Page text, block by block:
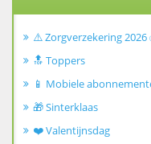
⚠️ Zorgverzekering 2026
🔝 Toppers
📱 Mobiele
🎁 Sinterklaas
❤️ Valentijnsdag